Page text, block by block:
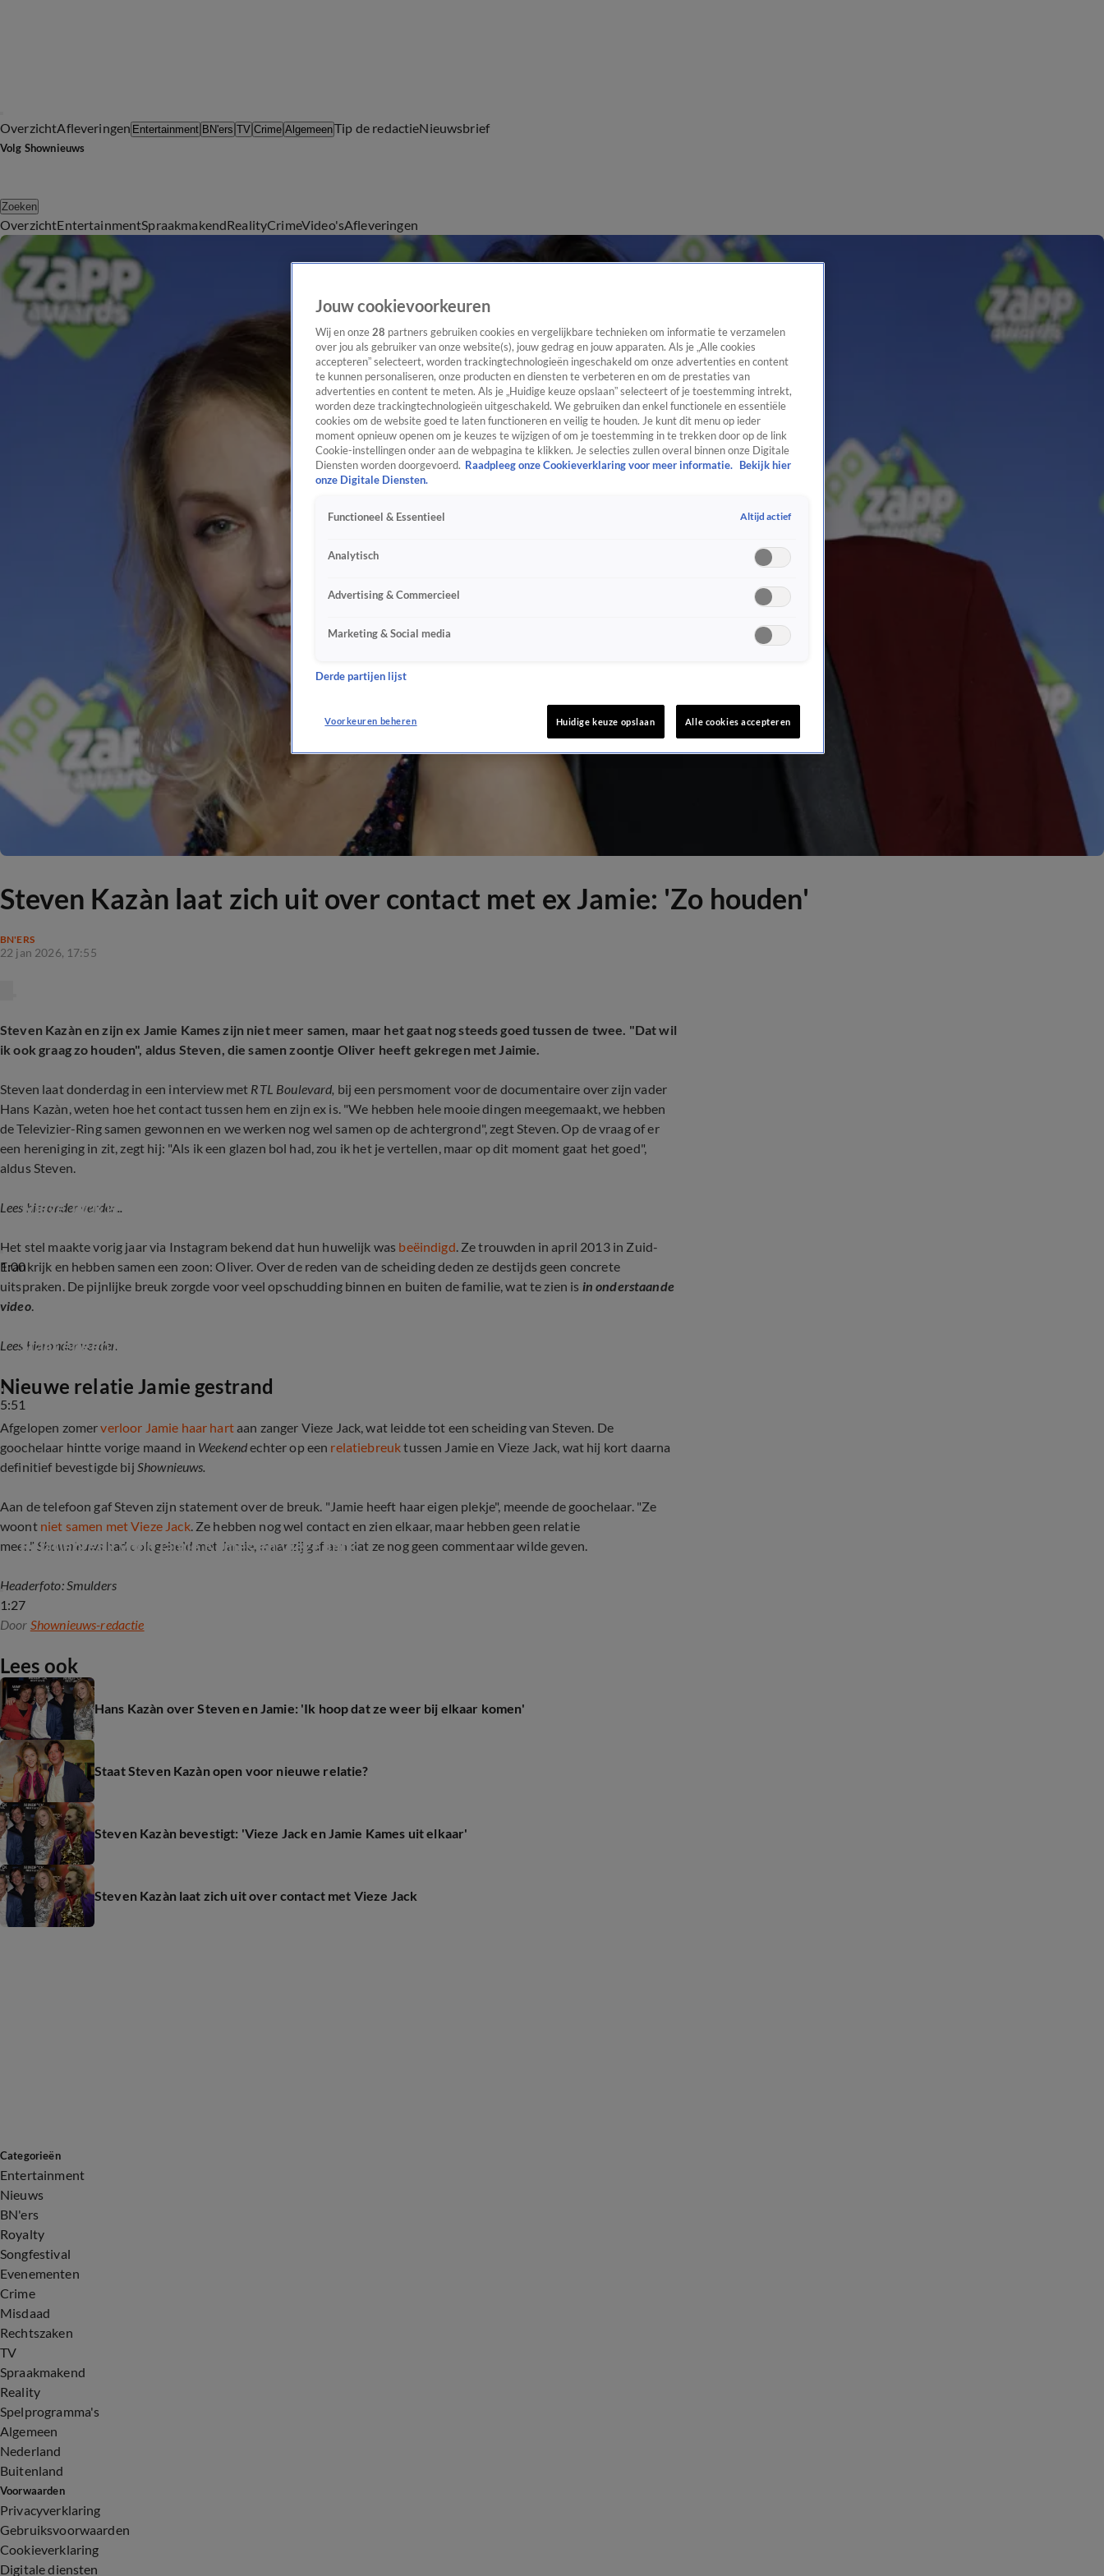
OverzichtAfleveringen Entertainment BN'ers TV Crime AlgemeenTip de redactieNieuwsbrief
Volg Shownieuws
Zoeken
OverzichtEntertainmentSpraakmakendRealityCrimeVideo'sAfleveringen
Steven Kazàn laat zich uit over contact met ex Jamie: 'Zo houden'
BN'ERS
22 jan 2026, 17:55
Steven Kazàn en zijn ex Jamie Kames zijn niet meer samen, maar het gaat nog steeds goed tussen de twee. "Dat wil
ik ook graag zo houden", aldus Steven, die samen zoontje Oliver heeft gekregen met Jaimie.
Steven laat donderdag in een interview met RTL Boulevard, bij een persmoment voor de documentaire over zijn vader
Hans Kazàn, weten hoe het contact tussen hem en zijn ex is. "We hebben hele mooie dingen meegemaakt, we hebben
de Televizier-Ring samen gewonnen en we werken nog wel samen op de achtergrond", zegt Steven. Op de vraag of er
een hereniging in zit, zegt hij: "Als ik een glazen bol had, zou ik het je vertellen, maar op dit moment gaat het goed",
aldus Steven.
Lees hieronder verder...
1:00
'Vieze Jack is weer terug bij ex'
Het stel maakte vorig jaar via Instagram bekend dat hun huwelijk was beëindigd. Ze trouwden in april 2013 in Zuid-
Frankrijk en hebben samen een zoon: Oliver. Over de reden van de scheiding deden ze destijds geen concrete
uitspraken. De pijnlijke breuk zorgde voor veel opschudding binnen en buiten de familie, wat te zien is in onderstaande
video.
Lees hieronder verder.
5:51
Staat er een hereniging op het kerstmenu voor Jamie en Steven Kazan?
Nieuwe relatie Jamie gestrand
Afgelopen zomerverloor Jamie haar hartaan zanger Vieze Jack, wat leidde tot een scheiding van Steven. De
goochelaar hintte vorige maand in Weekendechter op een relatiebreuktussen Jamie en Vieze Jack, wat hij kort daarna
definitief bevestigde bij Shownieuws.
Aan de telefoon gaf Steven zijn statement over de breuk. "Jamie heeft haar eigen plekje", meende de goochelaar. "Ze
woontniet samen met Vieze Jack. Ze hebben nog wel contact en zien elkaar, maar hebben geen relatie
meer."Shownieuws had ook gebeld met Jamie, maar zij gaf aan dat ze nog geen commentaar wilde geven.
1:27
Relatiebreuk voor Jamie Kames en Vieze Jack
Headerfoto: Smulders
Door Shownieuws-redactie
Lees ook
Hans Kazàn over Steven en Jamie: 'Ik hoop dat ze weer bij elkaar komen'
Staat Steven Kazàn open voor nieuwe relatie?
Steven Kazàn bevestigt: 'Vieze Jack en Jamie Kames uit elkaar'
Steven Kazàn laat zich uit over contact met Vieze Jack
Categorieën
Entertainment
Nieuws
BN'ers
Royalty
Songfestival
Evenementen
Crime
Misdaad
Rechtszaken
TV
Spraakmakend
Reality
Spelprogramma's
Algemeen
Nederland
Buitenland
Voorwaarden
Privacyverklaring
Gebruiksvoorwaarden
Cookieverklaring
Digitale diensten
Jouw cookievoorkeuren
Wij en onze 28 partners gebruiken cookies en vergelijkbare technieken om informatie te verzamelen
over jou als gebruiker van onze website(s), jouw gedrag en jouw apparaten. Als je „Alle cookies
accepteren” selecteert, worden trackingtechnologieën ingeschakeld om onze advertenties en content
te kunnen personaliseren, onze producten en diensten te verbeteren en om de prestaties van
advertenties en content te meten. Als je „Huidige keuze opslaan” selecteert of je toestemming intrekt,
worden deze trackingtechnologieën uitgeschakeld. We gebruiken dan enkel functionele en essentiële
cookies om de website goed te laten functioneren en veilig te houden. Je kunt dit menu op ieder
moment opnieuw openen om je keuzes te wijzigen of om je toestemming in te trekken door op de link
Cookie-instellingen onder aan de webpagina te klikken. Je selecties zullen overal binnen onze Digitale
Diensten worden doorgevoerd. Raadpleeg onze Cookieverklaring voor meer informatie. Bekijk hier
onze Digitale Diensten.
Functioneel & Essentieel Altijd actief
Analytisch
Advertising & Commercieel
Marketing & Social media
Derde partijen lijst
Voorkeuren beheren Huidige keuze opslaan Alle cookies accepteren